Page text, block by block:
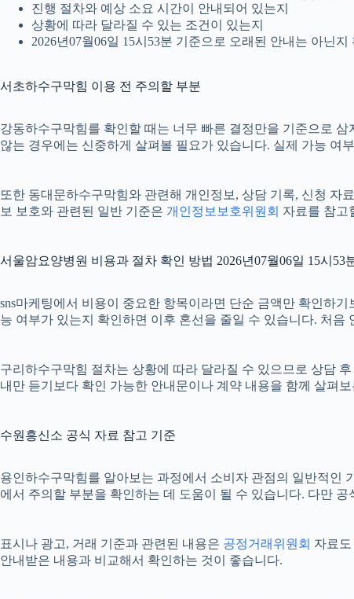
진행 절차와 예상 소요 시간이 안내되어 있는지
상황에 따라 달라질 수 있는 조건이 있는지
2026년07월06일 15시53분 기준으로 오래된 안내는 아닌지
서초하수구막힘 이용 전 주의할 부분
강동하수구막힘를 확인할 때는 너무 빠른 결정만을 기준으로
않는 경우에는 신중하게 살펴볼 필요가 있습니다. 실제 가능 여
또한 동대문하수구막힘와 관련해 개인정보, 상담 기록, 신청 자
보 보호와 관련된 일반 기준은 개인정보보호위원회 자료를 참고
서울암요양병원 비용과 절차 확인 방법 2026년07월06일 15시53
sns마케팅에서 비용이 중요한 항목이라면 단순 금액만 확인하
능 여부가 있는지 확인하면 이후 혼선을 줄일 수 있습니다. 처
구리하수구막힘 절차는 상황에 따라 달라질 수 있으므로 상담
내만 듣기보다 확인 가능한 안내문이나 계약 내용을 함께 살펴
수원흥신소 공식 자료 참고 기준
용인하수구막힘를 알아보는 과정에서 소비자 관점의 일반적인
에서 주의할 부분을 확인하는 데 도움이 될 수 있습니다. 다만
표시나 광고, 거래 기준과 관련된 내용은 공정거래위원회 자료
안내받은 내용과 비교해서 확인하는 것이 좋습니다.